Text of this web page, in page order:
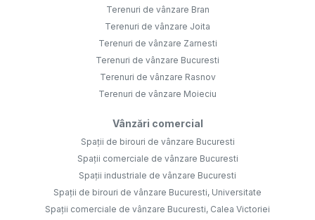
Terenuri de vânzare Bran
Terenuri de vânzare Joita
Terenuri de vânzare Zarnesti
Terenuri de vânzare Bucuresti
Terenuri de vânzare Rasnov
Terenuri de vânzare Moieciu
Vânzări comercial
Spații de birouri de vânzare Bucuresti
Spații comerciale de vânzare Bucuresti
Spații industriale de vânzare Bucuresti
Spații de birouri de vânzare Bucuresti, Universitate
Spații comerciale de vânzare Bucuresti, Calea Victoriei